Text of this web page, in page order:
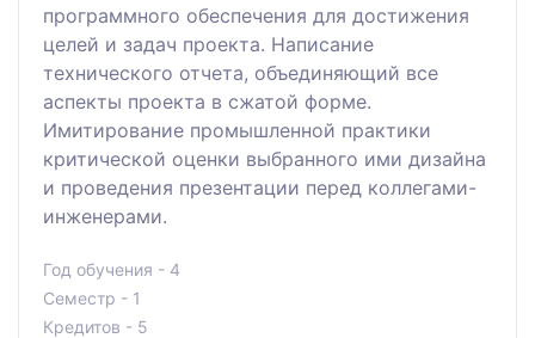
программного обеспечения для достижения
целей и задач проекта. Написание
технического отчета, объединяющий все
аспекты проекта в сжатой форме.
Имитирование промышленной практики
критической оценки выбранного ими дизайна
и проведения презентации перед коллегами-
инженерами.
Год обучения - 4
Семестр - 1
Кредитов - 5